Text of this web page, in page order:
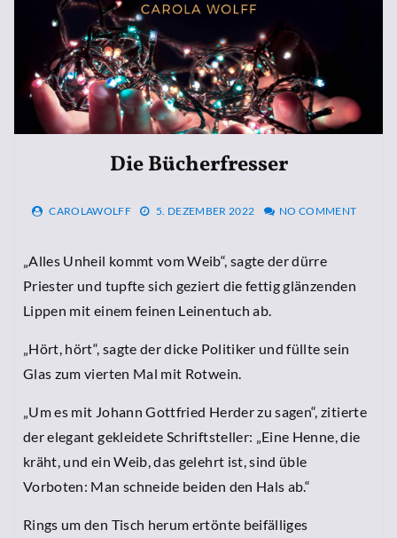
Die Bücherfresser
CAROLAWOLFF 5. DEZEMBER 2022 NO COMMENT
„Alles Unheil kommt vom Weib“, sagte der dürre
Priester und tupfte sich geziert die fettig glänzenden
Lippen mit einem feinen Leinentuch ab.
„Hört, hört“, sagte der dicke Politiker und füllte sein
Glas zum vierten Mal mit Rotwein.
„Um es mit Johann Gottfried Herder zu sagen“, zitierte
der elegant gekleidete Schriftsteller: „Eine Henne, die
kräht, und ein Weib, das gelehrt ist, sind üble
Vorboten: Man schneide beiden den Hals ab.“
Rings um den Tisch herum ertönte beifälliges